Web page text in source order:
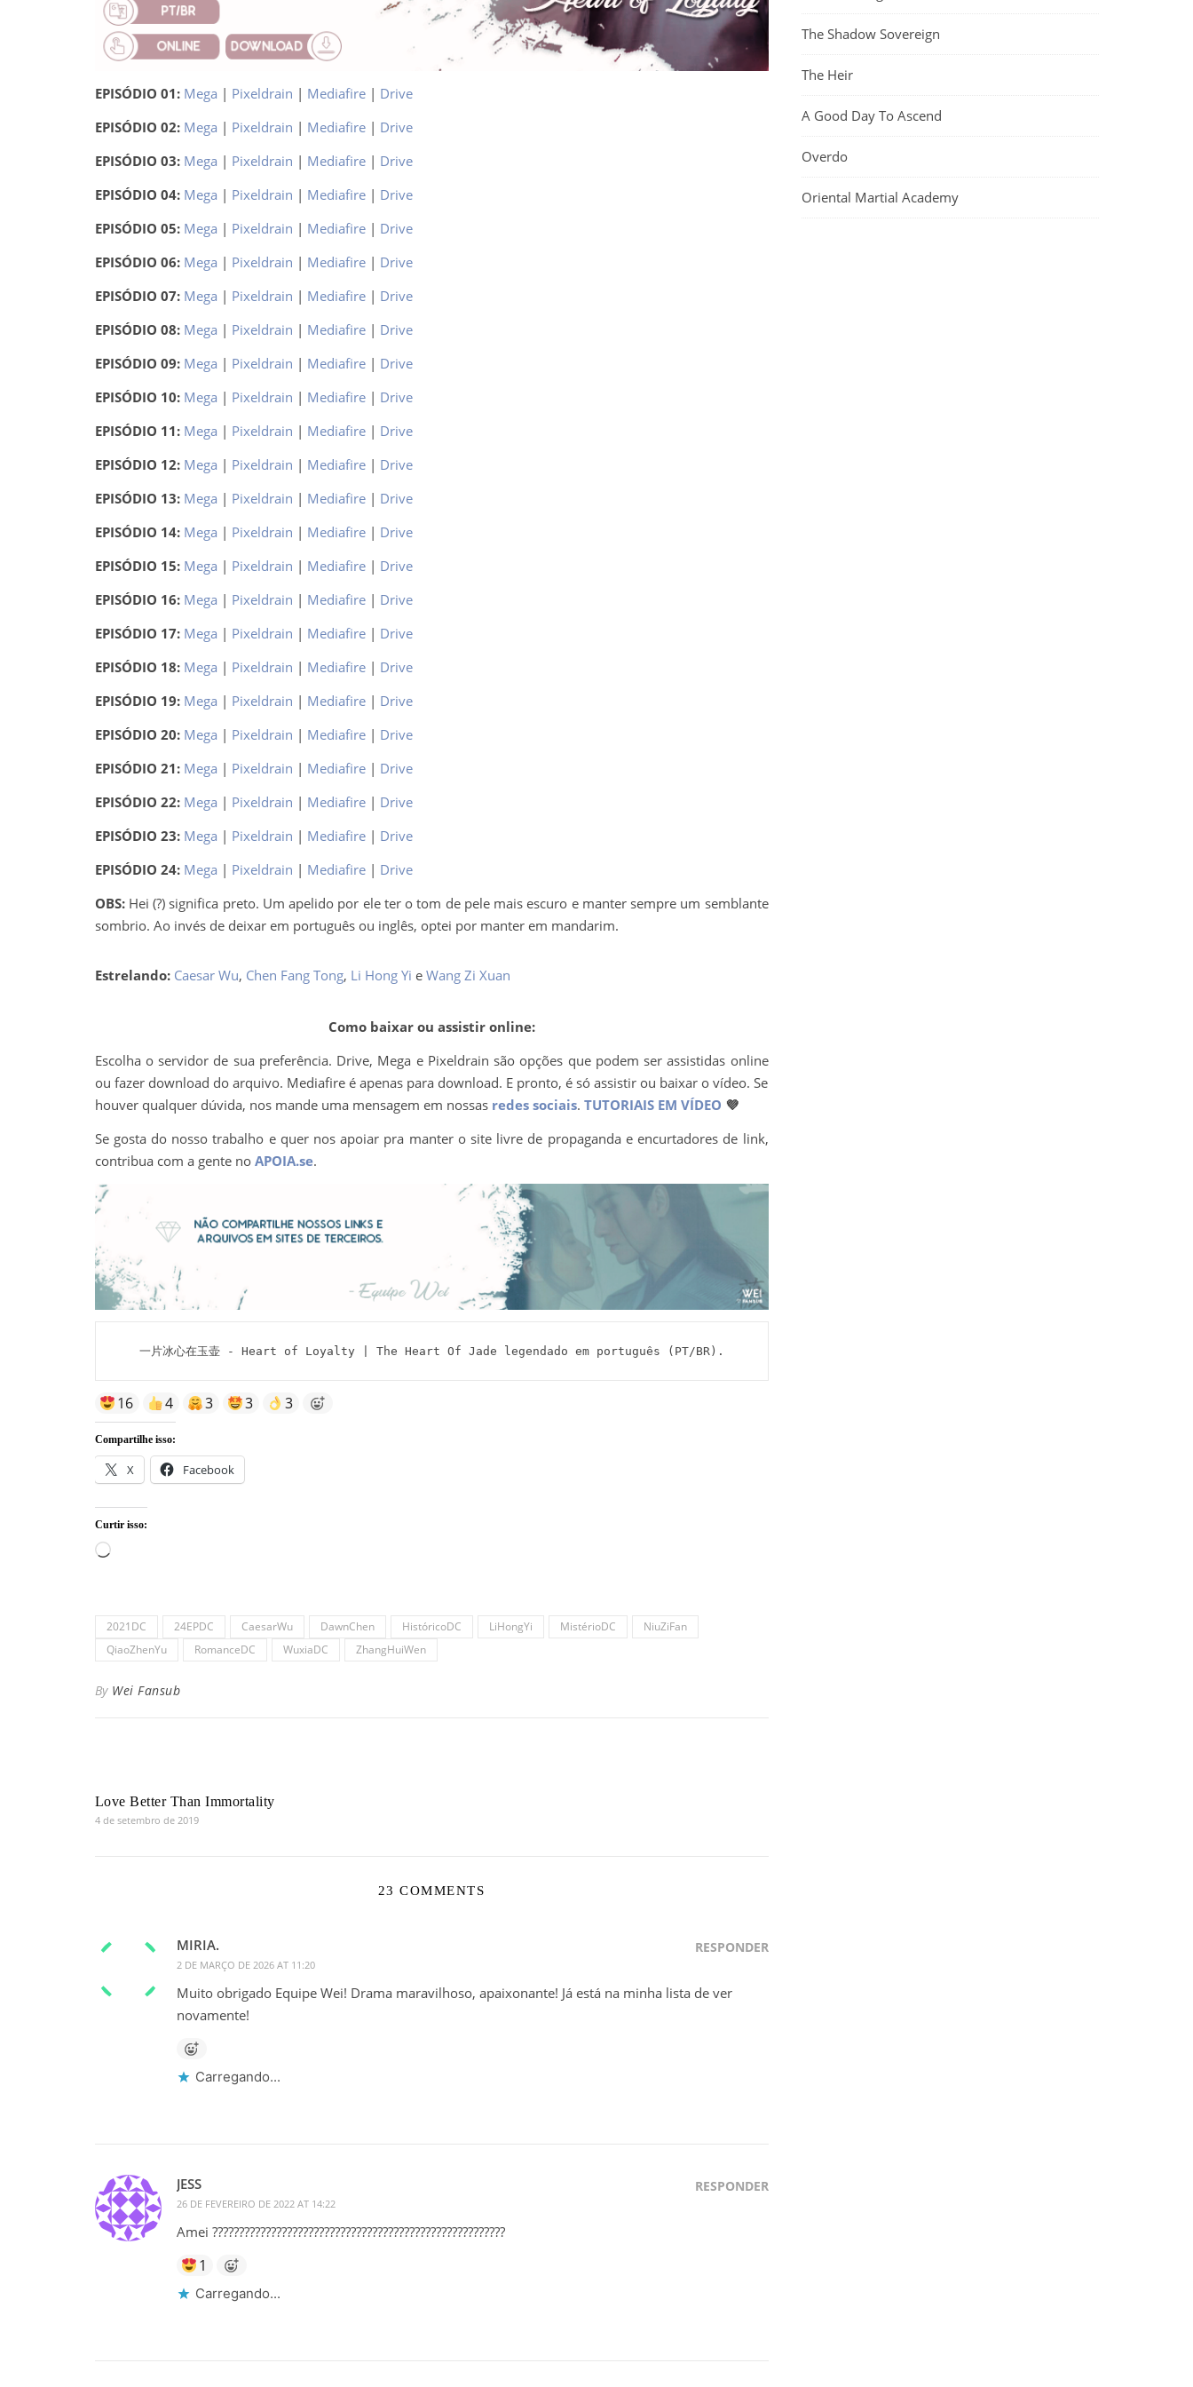
EPISÓDIO 01: Mega | Pixeldrain | Mediafire| Drive
EPISÓDIO 02: Mega | Pixeldrain | Mediafire| Drive
EPISÓDIO 03: Mega | Pixeldrain | Mediafire| Drive
EPISÓDIO 04: Mega | Pixeldrain | Mediafire| Drive
EPISÓDIO 05: Mega | Pixeldrain | Mediafire| Drive
EPISÓDIO 06: Mega | Pixeldrain | Mediafire| Drive
EPISÓDIO 07: Mega | Pixeldrain | Mediafire| Drive
EPISÓDIO 08: Mega | Pixeldrain | Mediafire| Drive
EPISÓDIO 09: Mega | Pixeldrain | Mediafire| Drive
EPISÓDIO 10: Mega | Pixeldrain | Mediafire| Drive
EPISÓDIO 11: Mega | Pixeldrain | Mediafire| Drive
EPISÓDIO 12: Mega | Pixeldrain | Mediafire| Drive
EPISÓDIO 13: Mega | Pixeldrain | Mediafire| Drive
EPISÓDIO 14: Mega | Pixeldrain | Mediafire| Drive
EPISÓDIO 15: Mega | Pixeldrain | Mediafire| Drive
EPISÓDIO 16: Mega | Pixeldrain | Mediafire| Drive
EPISÓDIO 17: Mega | Pixeldrain | Mediafire| Drive
EPISÓDIO 18: Mega | Pixeldrain | Mediafire| Drive
EPISÓDIO 19: Mega | Pixeldrain | Mediafire| Drive
EPISÓDIO 20: Mega | Pixeldrain | Mediafire| Drive
EPISÓDIO 21: Mega | Pixeldrain | Mediafire| Drive
EPISÓDIO 22: Mega | Pixeldrain | Mediafire| Drive
EPISÓDIO 23: Mega | Pixeldrain | Mediafire| Drive
EPISÓDIO 24: Mega | Pixeldrain | Mediafire| Drive
OBS:Hei (?) significa preto. Um apelido por ele ter o tom de pele mais escuro e manter sempre um semblante
sombrio. Ao invés de deixar em português ou inglês, optei por manter em mandarim.
Estrelando: Caesar Wu, Chen Fang Tong, Li Hong Yi e Wang Zi Xuan
Como baixar ou assistir online:
Escolha o servidor de sua preferência. Drive, Mega e Pixeldrain são opções que podem ser assistidas online
ou fazer download do arquivo. Mediafire é apenas para download. E pronto, é só assistir ou baixar o vídeo. Se
houver qualquer dúvida, nos mande uma mensagem em nossas redes sociais. TUTORIAIS EM VÍDEO 💜
Se gosta do nosso trabalho e quer nos apoiar pra manter o site livre de propaganda e encurtadores de link,
contribua com a gente no APOIA.se.
一片冰心在玉壶 - Heart of Loyalty | The Heart Of Jade legendado em português (PT/BR).
16 4 3 3 3
Compartilhe isso:
X Facebook
Curtir isso:
Carregando...
2021DC 24EPDC CaesarWu DawnChen HistóricoDC LiHongYi MistérioDC
NiuZiFan
QiaoZhenYu
RomanceDC WuxiaDC ZhangHuiWen
By Wei Fansub
Love Better Than Immortality
4 de setembro de 2019
23 COMMENTS
MIRIA.
2 DE MARÇO DE 2026 AT 11:20
RESPONDER
Muito obrigado Equipe Wei! Drama maravilhoso, apaixonante! Já está na minha lista de ver
novamente!
Carregando...
JESS
26 DE FEVEREIRO DE 2022 AT 14:22
RESPONDER
Amei ???????????????????????????????????????????????????????
1
Carregando...
The Shadow Sovereign
The Heir
A Good Day To Ascend
Overdo
Oriental Martial Academy